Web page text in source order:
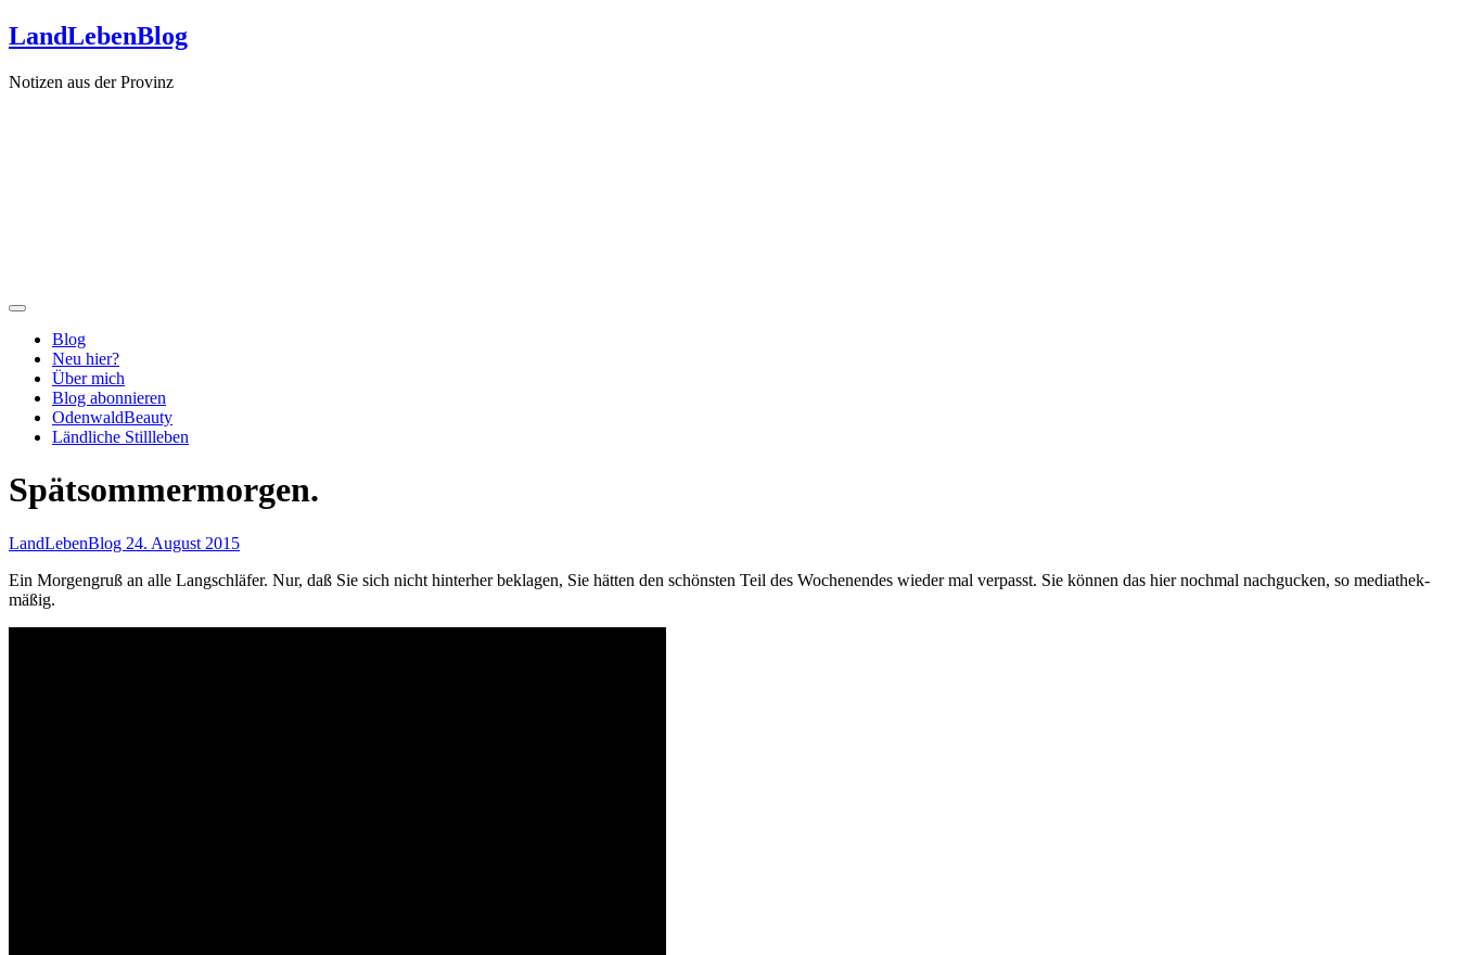
Zum
Inhalt
LandLebenBlog
Notizen aus der Provinz
Blog
Neu hier?
Über mich
Blog abonnieren
OdenwaldBeauty
Ländliche Stillleben
Spätsommermorgen.
LandLebenBlog 24. August 2015
Ein Morgengruß an alle Langschläfer. Nur, daß Sie sich nicht hinterher beklagen, Sie hätten den schönsten Teil des Wochenendes wieder mal verpasst. Sie können das hier nochmal nachgucken, so mediathek-
mäßig.